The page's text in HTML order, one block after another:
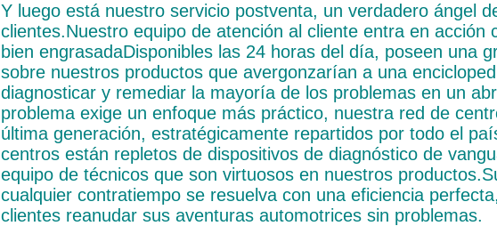
Y luego está nuestro servicio postventa, un verdadero ángel
clientes.Nuestro equipo de atención al cliente entra en acción
bien engrasadaDisponibles las 24 horas del día, poseen una
sobre nuestros productos que avergonzarían a una
diagnosticar y remediar la mayoría de los problemas en un
problema exige un enfoque más práctico, nuestra red de
última generación, estratégicamente repartidos por todo el
centros están repletos de dispositivos de diagnóstico de
equipo de técnicos que son virtuosos en nuestros
cualquier contratiempo se resuelva con una eficiencia
clientes reanudar sus aventuras automotrices sin problemas.